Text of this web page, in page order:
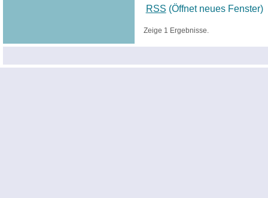
RSS (Öffnet neues Fenster)
Zeige 1 Ergebnisse.